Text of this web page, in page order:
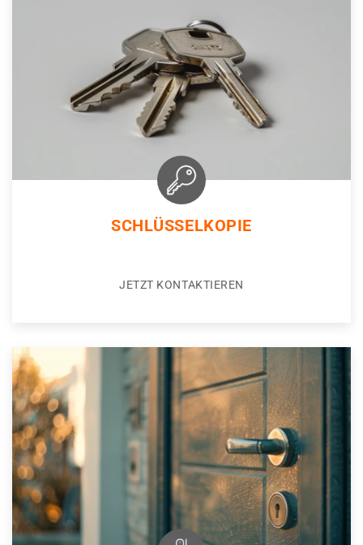
SCHLÜSSELKOPIE
JETZT KONTAKTIEREN